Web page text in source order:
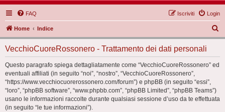
FAQ Login
Iscriviti
Home Indice
e
VecchioCuoreRossonero - Trattamento dei dati personali
Questo paragrafo spiega dettagliatamente come “VecchioCuoreRossonero” ed
eventuali affiliati (in seguito “noi”, “nostro”, “VecchioCuoreRossonero”,
“https://www.vecchiocuorerossonero.com/forum”) e phpBB (in seguito “essi”,
“loro”, “phpBB software”, “www.phpbb.com”, “phpBB Limited”, “phpBB Teams”)
usano le informazioni raccolte durante qualsiasi sessione d’uso da te effettuata
(in seguito “le tue informazioni”).